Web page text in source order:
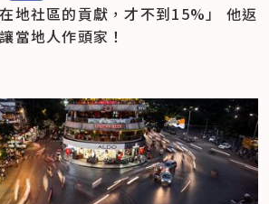
地社區的貢獻，才不到15%」 他返
當地人作頭家！